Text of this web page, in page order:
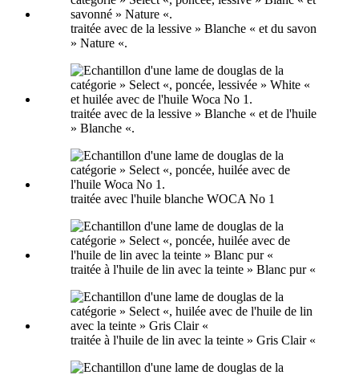
traitée avec de la lessive » Blanche « et du savon
» Nature «.
traitée avec de la lessive » Blanche « et de l'huile
» Blanche «.
traitée avec l'huile blanche WOCA No 1
traitée à l'huile de lin avec la teinte » Blanc pur «
traitée à l'huile de lin avec la teinte » Gris Clair «